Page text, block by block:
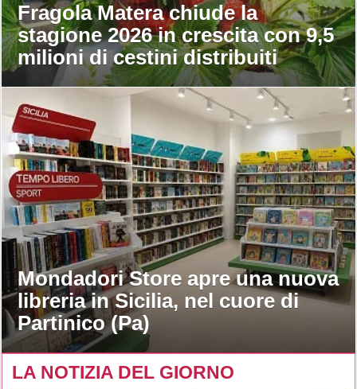
Fragola Matera chiude la
stagione 2026 in crescita con 9,5
milioni di cestini distribuiti
Mondadori Store apre una nuova
libreria in Sicilia, nel cuore di
Partinico (Pa)
LA NOTIZIA DEL GIORNO